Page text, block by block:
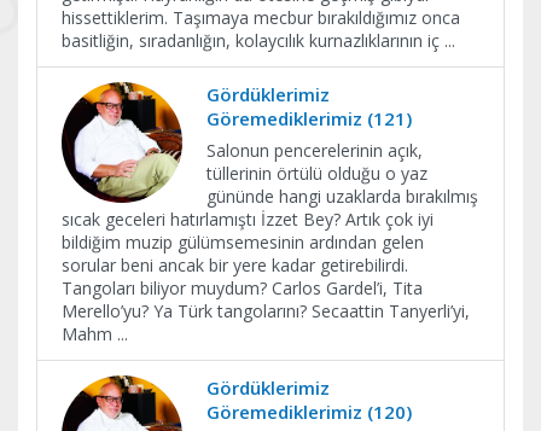
hissettiklerim. Taşımaya mecbur bırakıldığımız onca
basitliğin, sıradanlığın, kolaycılık kurnazlıklarının iç ...
Gördüklerimiz
Göremediklerimiz (121)
Salonun pencerelerinin açık,
tüllerinin örtülü olduğu o yaz
gününde hangi uzaklarda bırakılmış
sıcak geceleri hatırlamıştı İzzet Bey? Artık çok iyi
bildiğim muzip gülümsemesinin ardından gelen
sorular beni ancak bir yere kadar getirebilirdi.
Tangoları biliyor muydum? Carlos Gardel’i, Tita
Merello’yu? Ya Türk tangolarını? Secaattin Tanyerli’yi,
Mahm ...
Gördüklerimiz
Göremediklerimiz (120)